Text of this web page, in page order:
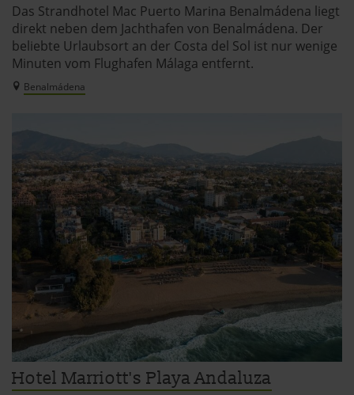
Das Strandhotel Mac Puerto Marina Benalmádena liegt
direkt neben dem Jachthafen von Benalmádena. Der
beliebte Urlaubsort an der Costa del Sol ist nur wenige
Minuten vom Flughafen Málaga entfernt.
Benalmádena
Hotel Marriott's Playa Andaluza